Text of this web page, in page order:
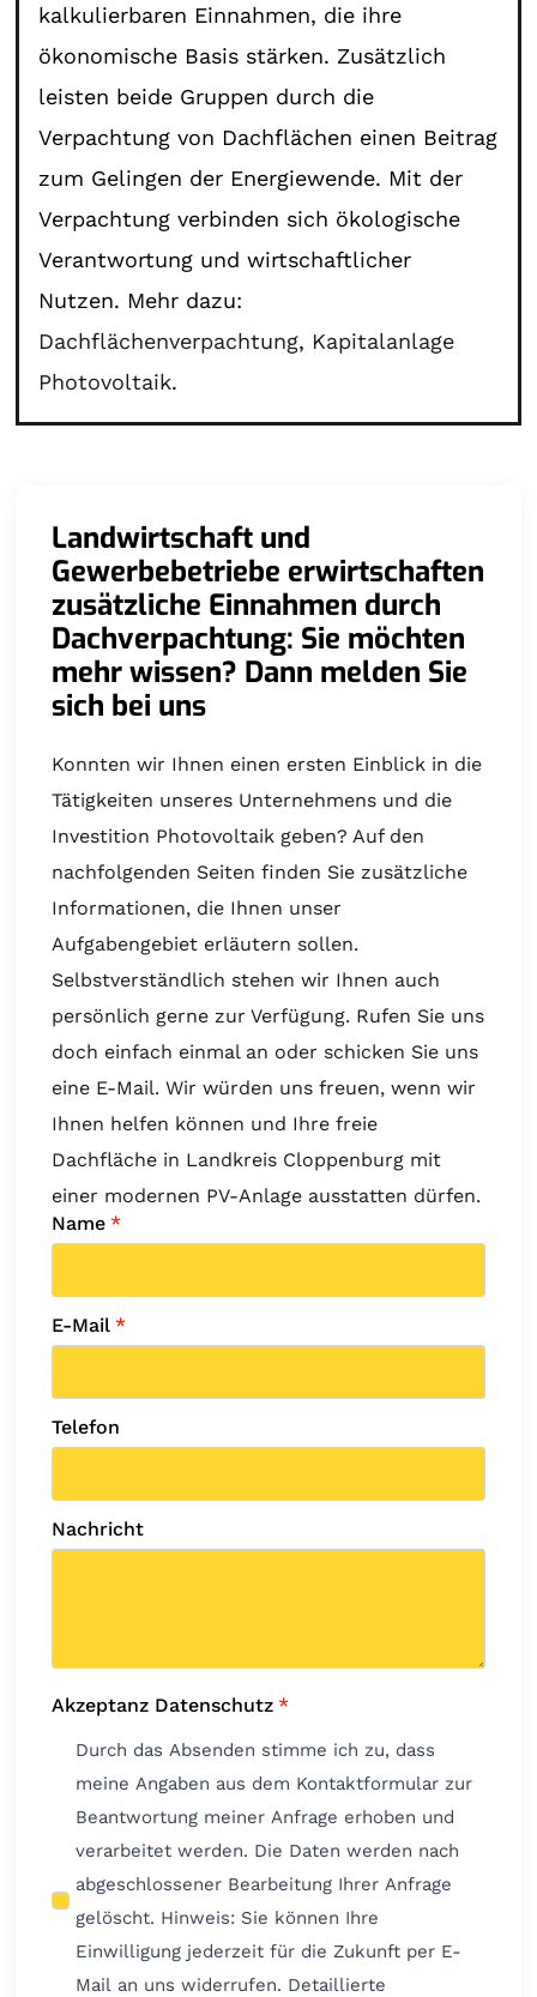
kalkulierbaren Einnahmen, die ihre
ökonomische Basis stärken. Zusätzlich
leisten beide Gruppen durch die
Verpachtung von Dachflächen einen Beitrag
zum Gelingen der Energiewende. Mit der
Verpachtung verbinden sich ökologische
Verantwortung und wirtschaftlicher
Nutzen. Mehr dazu:
Dachflächenverpachtung, Kapitalanlage
Photovoltaik.
Landwirtschaft und
Gewerbebetriebe erwirtschaften
zusätzliche Einnahmen durch
Dachverpachtung: Sie möchten
mehr wissen? Dann melden Sie
sich bei uns
Konnten wir Ihnen einen ersten Einblick in die
Tätigkeiten unseres Unternehmens und die
Investition Photovoltaik geben? Auf den
nachfolgenden Seiten finden Sie zusätzliche
Informationen, die Ihnen unser
Aufgabengebiet erläutern sollen.
Selbstverständlich stehen wir Ihnen auch
persönlich gerne zur Verfügung. Rufen Sie uns
doch einfach einmal an oder schicken Sie uns
eine E-Mail. Wir würden uns freuen, wenn wir
Ihnen helfen können und Ihre freie
Dachfläche in Landkreis Cloppenburg mit
einer modernen PV-Anlage ausstatten dürfen.
Name *
E-Mail *
Telefon
Nachricht
Akzeptanz Datenschutz *
Durch das Absenden stimme ich zu, dass
meine Angaben aus dem Kontaktformular zur
Beantwortung meiner Anfrage erhoben und
verarbeitet werden. Die Daten werden nach
abgeschlossener Bearbeitung Ihrer Anfrage
gelöscht. Hinweis: Sie können Ihre
Einwilligung jederzeit für die Zukunft per E-
Mail an uns widerrufen. Detaillierte